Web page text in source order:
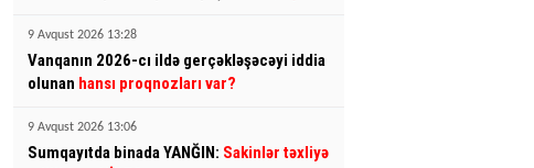
9 Avqust 2026 13:28
Vanqanın 2026-cı ildə gerçəkləşəcəyi iddia
olunan hansı proqnozları var?
9 Avqust 2026 13:06
Sumqayıtda binada YANĞIN: Sakinlər təxliyə